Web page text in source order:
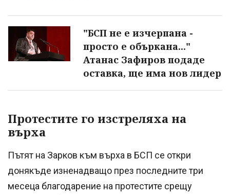
"БСП не е изчерпана -
просто е объркана..."
Атанас Зафиров подаде
оставка, ще има нов лидер
Протестите го изстреляха на
върха
Пътят на Зарков към върха в БСП се откри
донякъде изненадващо през последните три
месеца благодарение на протестите срещу